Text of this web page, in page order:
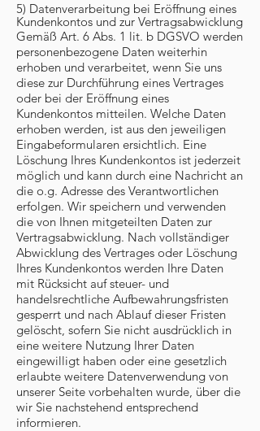
5) Datenverarbeitung bei Eröffnung eines
Kundenkontos und zur Vertragsabwicklung
Gemäß Art. 6 Abs. 1 lit. b DGSVO werden
personenbezogene Daten weiterhin
erhoben und verarbeitet, wenn Sie uns
diese zur Durchführung eines Vertrages
oder bei der Eröffnung eines
Kundenkontos mitteilen. Welche Daten
erhoben werden, ist aus den jeweiligen
Eingabeformularen ersichtlich. Eine
Löschung Ihres Kundenkontos ist jederzeit
möglich und kann durch eine Nachricht an
die o.g. Adresse des Verantwortlichen
erfolgen. Wir speichern und verwenden
die von Ihnen mitgeteilten Daten zur
Vertragsabwicklung. Nach vollständiger
Abwicklung des Vertrages oder Löschung
Ihres Kundenkontos werden Ihre Daten
mit Rücksicht auf steuer- und
handelsrechtliche Aufbewahrungsfristen
gesperrt und nach Ablauf dieser Fristen
gelöscht, sofern Sie nicht ausdrücklich in
eine weitere Nutzung Ihrer Daten
eingewilligt haben oder eine gesetzlich
erlaubte weitere Datenverwendung von
unserer Seite vorbehalten wurde, über die
wir Sie nachstehend entsprechend
informieren.